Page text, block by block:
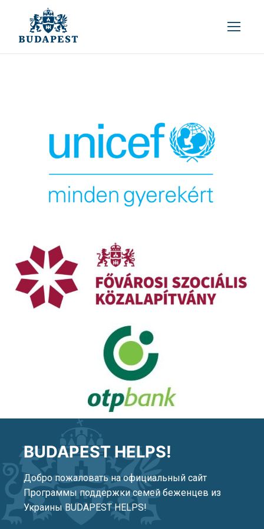
BUDAPEST HELPS!
Добро пожаловать на официальный сайт
Программы поддержки семей беженцев из
Украины BUDAPEST HELPS!